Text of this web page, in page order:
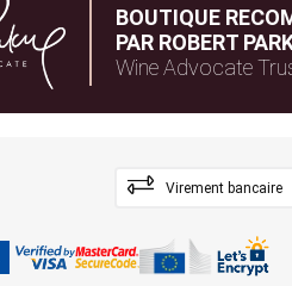
BOUTIQUE
PAR ROBERT
Wine Advocate
Virement bancaire